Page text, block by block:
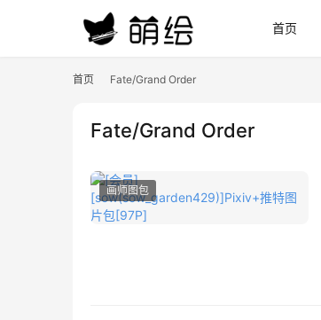
首页
首页 Fate/Grand Order
Fate/Grand Order
画师图包